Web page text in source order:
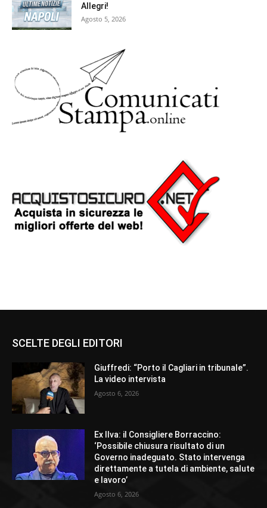
Allegri!
Agosto 5, 2026
SCELTE DEGLI EDITORI
Giuffredi: “Porto il Cagliari in tribunale”.
La video intervista
Agosto 6, 2026
Ex Ilva: il Consigliere Borraccino:
‘Possibile chiusura risultato di un
Governo inadeguato. Stato intervenga
direttamente a tutela di ambiente, salute
e lavoro’
Agosto 6, 2026